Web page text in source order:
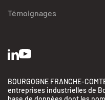
Témoignages
BOURGOGNE FRANCHE-
entreprises industrielles de